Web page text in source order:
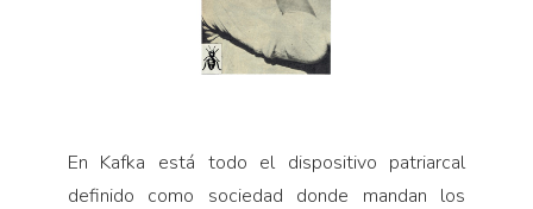
En Kafka está todo el dispositivo patriarcal
definido como sociedad donde mandan los